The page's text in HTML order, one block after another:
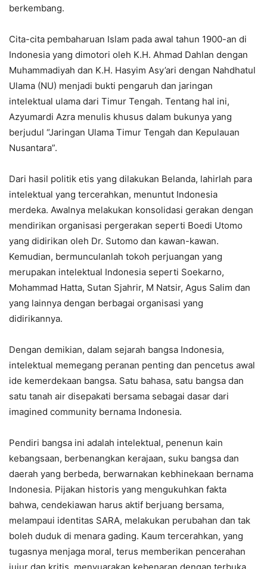
berkembang.
Cita-cita pembaharuan Islam pada awal tahun 1900-an di
Indonesia yang dimotori oleh K.H. Ahmad Dahlan dengan
Muhammadiyah dan K.H. Hasyim Asy’ari dengan Nahdhatul
Ulama (NU) menjadi bukti pengaruh dan jaringan
intelektual ulama dari Timur Tengah. Tentang hal ini,
Azyumardi Azra menulis khusus dalam bukunya yang
berjudul “Jaringan Ulama Timur Tengah dan Kepulauan
Nusantara”.
Dari hasil politik etis yang dilakukan Belanda, lahirlah para
intelektual yang tercerahkan, menuntut Indonesia
merdeka. Awalnya melakukan konsolidasi gerakan dengan
mendirikan organisasi pergerakan seperti Boedi Utomo
yang didirikan oleh Dr. Sutomo dan kawan-kawan.
Kemudian, bermunculanlah tokoh perjuangan yang
merupakan intelektual Indonesia seperti Soekarno,
Mohammad Hatta, Sutan Sjahrir, M Natsir, Agus Salim dan
yang lainnya dengan berbagai organisasi yang
didirikannya.
Dengan demikian, dalam sejarah bangsa Indonesia,
intelektual memegang peranan penting dan pencetus awal
ide kemerdekaan bangsa. Satu bahasa, satu bangsa dan
satu tanah air disepakati bersama sebagai dasar dari
imagined community bernama Indonesia.
Pendiri bangsa ini adalah intelektual, penenun kain
kebangsaan, berbenangkan kerajaan, suku bangsa dan
daerah yang berbeda, berwarnakan kebhinekaan bernama
Indonesia. Pijakan historis yang mengukuhkan fakta
bahwa, cendekiawan harus aktif berjuang bersama,
melampaui identitas SARA, melakukan perubahan dan tak
boleh duduk di menara gading. Kaum tercerahkan, yang
tugasnya menjaga moral, terus memberikan pencerahan